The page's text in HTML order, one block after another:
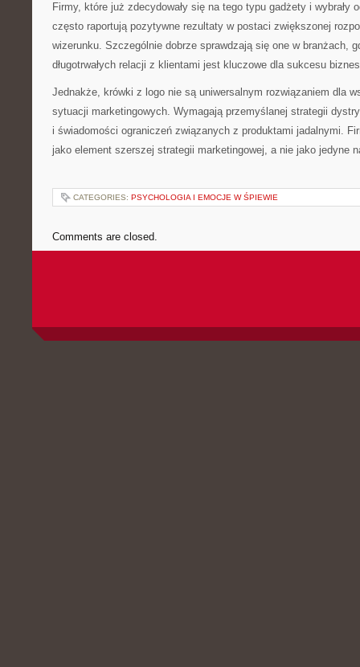
Firmy, które już zdecydowały się na tego typu gadżety i wybrały
często raportują pozytywne rezultaty w postaci zwiększonej
wizerunku. Szczególnie dobrze sprawdzają się one w branżach,
długotrwałych relacji z klientami jest kluczowe dla sukcesu
Jednakże, krówki z logo nie są uniwersalnym rozwiązaniem dla
sytuacji marketingowych. Wymagają przemyślanej strategii
i świadomości ograniczeń związanych z produktami jadalnymi.
jako element szerszej strategii marketingowej, a nie jako jedyne
CATEGORIES: PSYCHOLOGIA I EMOCJE W ŚPIEWIE
Comments are closed.